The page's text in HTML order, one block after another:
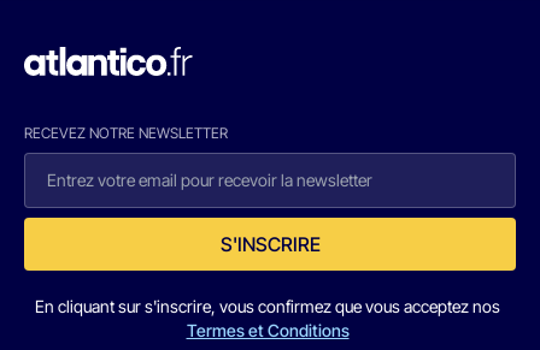
RECEVEZ NOTRE NEWSLETTER
S'INSCRIRE
En cliquant sur s'inscrire, vous confirmez que vous acceptez nos
Termes et Conditions